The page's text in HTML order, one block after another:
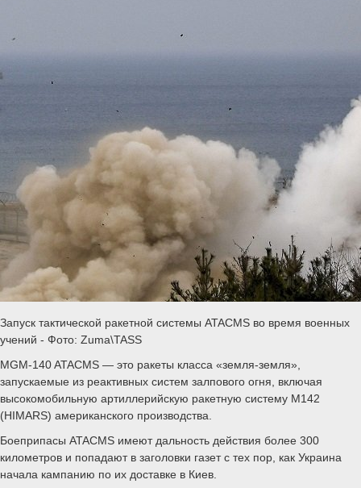
Запуск тактической ракетной системы ATACMS во время военных
учений - Фото: Zuma\TASS
MGM-140 ATACMS — это ракеты класса «земля-земля»,
запускаемые из реактивных систем залпового огня, включая
высокомобильную артиллерийскую ракетную систему M142
(HIMARS) американского производства.
Боеприпасы ATACMS имеют дальность действия более 300
километров и попадают в заголовки газет с тех пор, как Украина
начала кампанию по их доставке в Киев.